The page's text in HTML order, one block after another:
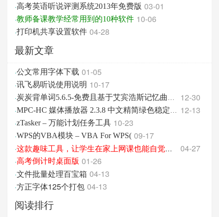
·高考英语听说评测系统2013年免费版 03-01
·教师备课教学经常用到的10种软件 10-06
·打印机共享设置软件 04-28
最新文章
·公文常用字体下载 01-05
·讯飞易听说使用说明 10-17
· 炭炭背单词5.6.5-免费且基于艾宾浩斯记忆曲线的高效 12-30
· MPC-HC 媒体播放器 2.3.8 中文精简绿色稳定版 12-13
·zTasker – 万能计划任务工具 10-23
·WPS的VBA模块 – VBA For WPS( 09-17
· 这款趣味工具，让学生在家上网课也能自觉记单词 04-27
·高考倒计时桌面版 01-26
·文件批量处理百宝箱 04-13
·方正字体125个打包 04-13
阅读排行